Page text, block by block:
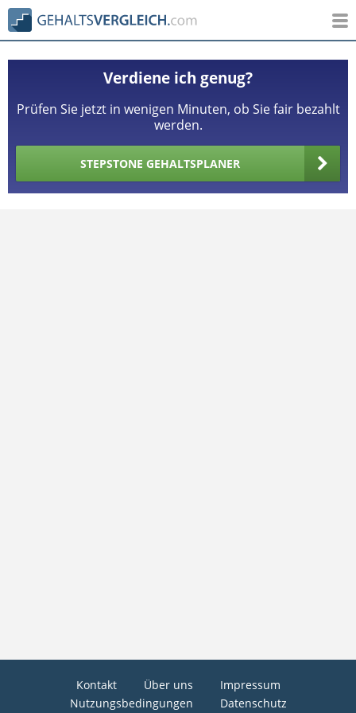
Verdiene ich genug?
Prüfen Sie jetzt in wenigen Minuten, ob Sie fair bezahlt
werden.
STEPSTONE GEHALTSPLANER
Kontakt Über uns
Impressum
Nutzungsbedingungen
Datenschutz